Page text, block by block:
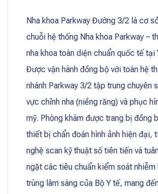
Nha khoa Parkway Đường 3/2 là cơ
chuỗi hệ thống Nha khoa Parkway –
nha khoa toàn diện chuẩn quốc tế tại
Được vận hành đồng bộ với toàn hệ
nhánh Parkway 3/2 tập trung chuyên
vực chỉnh nha (niềng răng) và phục
mỹ. Phòng khám được trang bị đồng
thiết bị chẩn đoán hình ảnh hiện đại,
nghệ scan kỹ thuật số tiên tiến và
ngặt các tiêu chuẩn kiểm soát nhiễm
trùng lâm sàng của Bộ Y tế, mang